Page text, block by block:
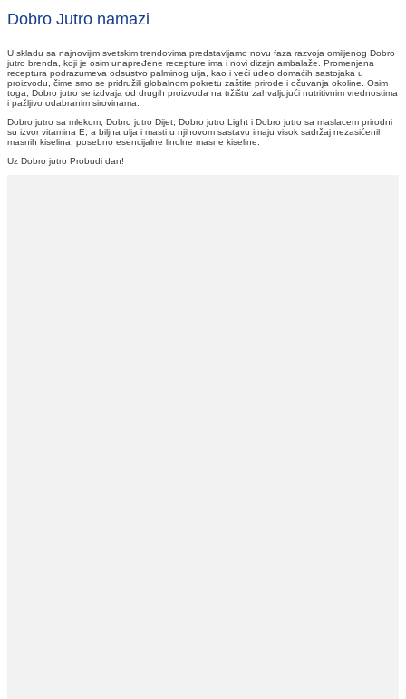
Dobro Jutro namazi
U skladu sa najnovijim svetskim trendovima predstavljamo novu faza razvoja omiljenog Dobro
jutro brenda, koji je osim unapređene recepture ima i novi dizajn ambalaže. Promenjena
receptura podrazumeva odsustvo palminog ulja, kao i veći udeo domaćih sastojaka u
proizvodu, čime smo se pridružili globalnom pokretu zaštite prirode i očuvanja okoline. Osim
toga, Dobro jutro se izdvaja od drugih proizvoda na tržištu zahvaljujući nutritivnim vrednostima
i pažljivo odabranim sirovinama.
Dobro jutro sa mlekom, Dobro jutro Dijet, Dobro jutro Light i Dobro jutro sa maslacem prirodni
su izvor vitamina E, a biljna ulja i masti u njihovom sastavu imaju visok sadržaj nezasićenih
masnih kiselina, posebno esencijalne linolne masne kiseline.
Uz Dobro jutro Probudi dan!